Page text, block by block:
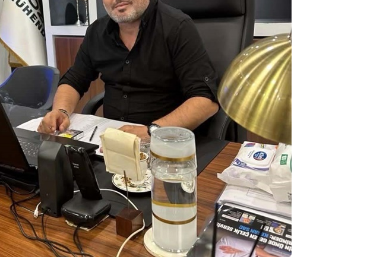
ibrahim yalçınkaya
POSBIYIK nerelerde ya kaç aydır vekaletle
belediye yönetilirmi hayretdebişey
Kadir inanc
Ekmek yediğiniz yere veda edersiniz gurur
tablosu yaparsınız değişik bu kişilikler ya
Muhammed
Valla tren kactj gitti.Uysali devirmwk icin
elinizden ne geliyosa Chp ile kendi partiniz
aleyhine calistiniz.Becerdinizde Adami alasa
ettiniz.Sonuc... DEVAMI
Ali
1950 türkiye
ihracati,tütün,kuruüzüm,findik,pamuk krom
mdeni,kafa basi senede 14 dolar